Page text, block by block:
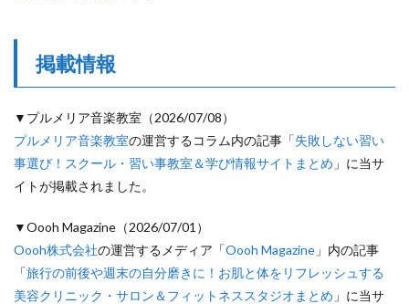
掲載情報
▼プルメリア音楽教室（2026/07/08）
プルメリア音楽教室の運営するコラム内の記事「失敗しない習い
事選び！スクール・習い事教室＆学び情報サイトまとめ 」に当サ
イトが掲載されました。
▼Oooh Magazine（2026/07/01）
Oooh株式会社の運営するメディア「Oooh Magazine 」内の記事
「旅行の前後や週末の自分磨きに！お肌と体をリフレッシュする
美容クリニック・サロン＆フィットネススタジオまとめ 」に当サ